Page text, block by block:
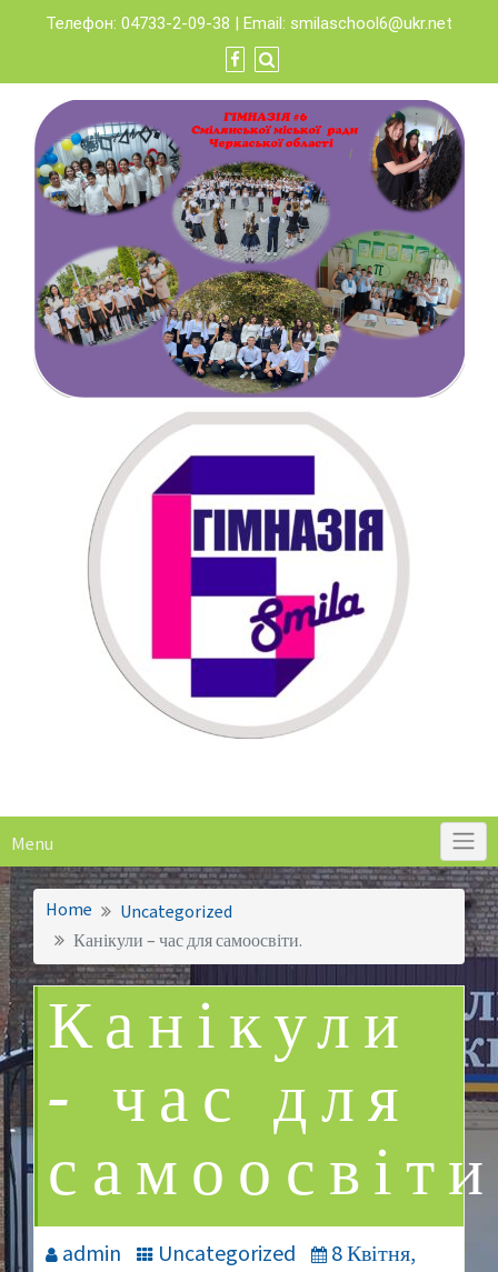
content
Телефон: 04733-2-09-38 | Email: smilaschool6@ukr.net
Menu
Home
Uncategorized
Канікули – час для самоосвіти.
Канікули
– час для
admin Uncategorized
8 Квітня,